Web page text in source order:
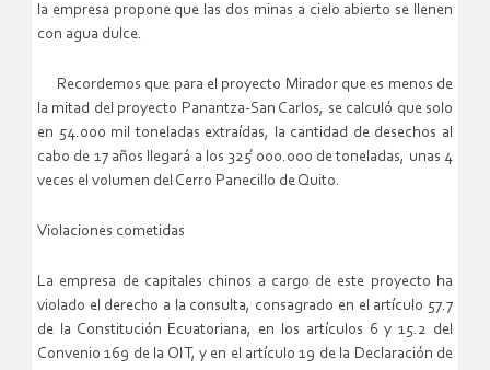
la empresa propone que las dos minas a cielo abierto se llenen
con agua dulce.
Recordemos que para el proyecto Mirador que es menos de
la mitad del proyecto Panantza-San Carlos, se calculó que solo
en 54.000 mil toneladas extraídas, la cantidad de desechos al
cabo de 17 años llegará a los 325 ́000.000 de toneladas, unas 4
veces el volumen del Cerro Panecillo de Quito.
Violaciones cometidas
La empresa de capitales chinos a cargo de este proyecto ha
violado el derecho a la consulta, consagrado en el artículo 57.7
de la Constitución Ecuatoriana, en los artículos 6 y 15.2 del
Convenio 169 de la OIT, y en el artículo 19 de la Declaración de